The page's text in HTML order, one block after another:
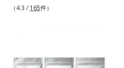
こ濃密泡がからだをやさしく包み、
込みやさしく落とします。さらにヒ
（4.3 / 165件）